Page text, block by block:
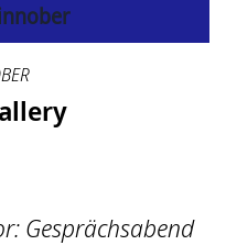
Gesprächsabend